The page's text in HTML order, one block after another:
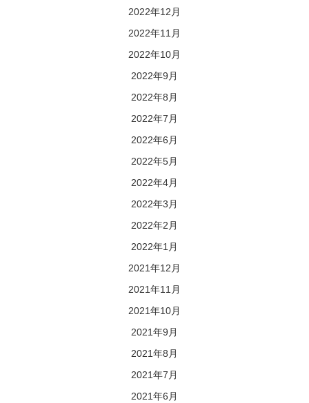
2022年12月
2022年11月
2022年10月
2022年9月
2022年8月
2022年7月
2022年6月
2022年5月
2022年4月
2022年3月
2022年2月
2022年1月
2021年12月
2021年11月
2021年10月
2021年9月
2021年8月
2021年7月
2021年6月